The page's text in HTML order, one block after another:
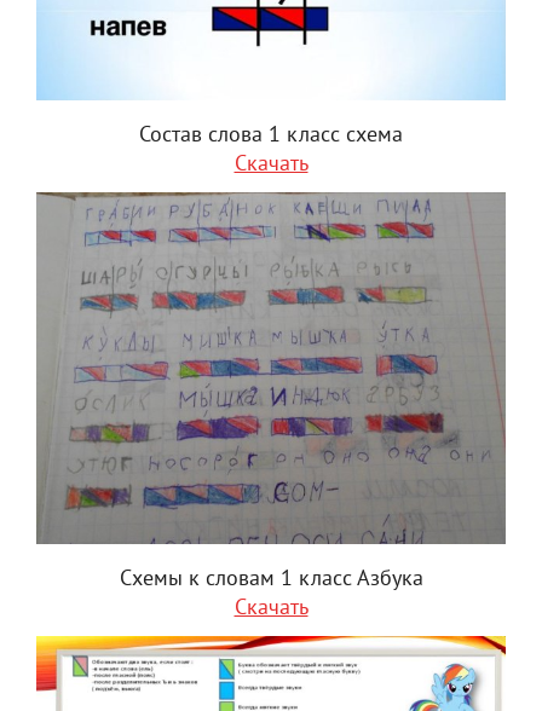
Состав слова 1 класс схема
Скачать
Схемы к словам 1 класс Азбука
Скачать